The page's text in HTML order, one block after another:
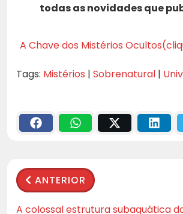
todas as novidades que
A Chave dos Mistérios
Tags: Mistérios | Sobrenatural |
ANTERIOR
A colossal estrutura subaquática